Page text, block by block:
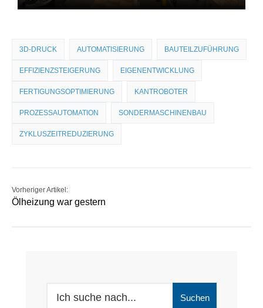
3D-DRUCK AUTOMATISIERUNG BAUTEILZUFÜHRUNG
EFFIZIENZSTEIGERUNG EIGENENTWICKLUNG
FERTIGUNGSOPTIMIERUNG KANTROBOTER
PROZESSAUTOMATION SONDERMASCHINENBAU
ZYKLUSZEITREDUZIERUNG
Vorheriger Artikel:
Ölheizung war gestern
Suchen